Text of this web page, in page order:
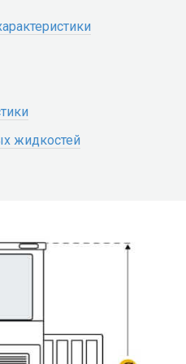
жидкостей